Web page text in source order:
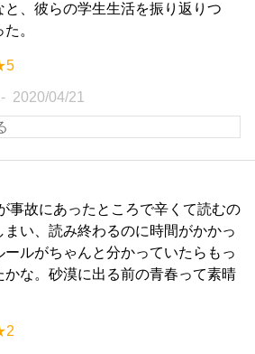
と、彼らの学生生活を振り返りつ
。
2020/04/21
事故にあったところで辛くて読むの
まい、読み終わるのに時間がかかっ
ールがちゃんと分かっていたらもっ
かな。砂漠に出る前の青春って素晴